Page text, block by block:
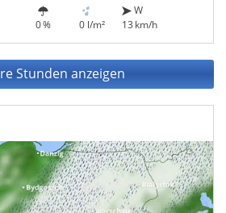
0 % 0 l/m²
W
13 km/h
Stunden anzeigen